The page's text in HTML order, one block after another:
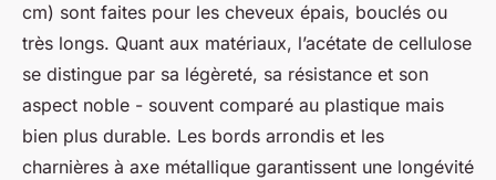
cm) sont faites pour les cheveux épais, bouclés ou
très longs. Quant aux matériaux, l’acétate de cellulose
se distingue par sa légèreté, sa résistance et son
aspect noble - souvent comparé au plastique mais
bien plus durable. Les bords arrondis et les
charnières à axe métallique garantissent une longévité